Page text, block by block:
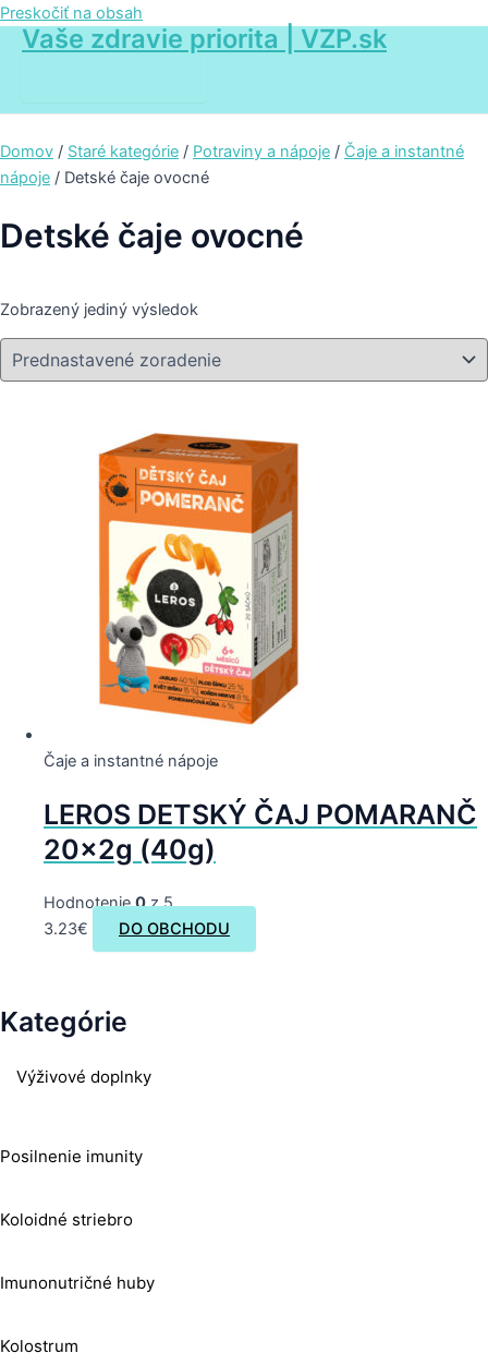
Preskočiť na obsah
Vaše zdravie priorita | VZP.sk
Kategórie
Výživové doplnky
Posilnenie imunity
Koloidné striebro
Imunonutričné huby
Kolostrum
Domov / Staré kategórie / Potraviny a nápoje / Čaje a instantné
nápoje / Detské čaje ovocné
Detské čaje ovocné
Zobrazený jediný výsledok
Čaje a instantné nápoje
LEROS DETSKÝ ČAJ POMARANČ
20x2g (40g)
Hodnotenie0z 5
3.23€ DO OBCHODU